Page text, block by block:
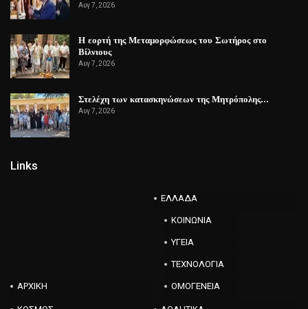
Αυγ 7, 2026
Η εορτή της Μεταμορφώσεως του Σωτήρος στο
Βίλνιους
Αυγ 7, 2026
Στελέχη των κατασκηνώσεων της Μητρόπολης…
Αυγ 7, 2026
Links
ΑΡΧΙΚΗ
ΕΛΛΑΔΑ
ΚΟΙΝΩΝΙΑ
ΥΓΕΙΑ
ΤΕΧΝΟΛΟΓΙΑ
ΟΜΟΓΕΝΕΙΑ